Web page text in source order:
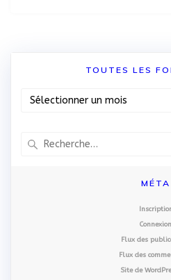
TOUTES LES
MÉTA
Connexion
Flux des
Flux des
Site de